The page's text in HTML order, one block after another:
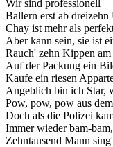
Wir sind professionell
Ballern erst ab dreizehn
Chay ist mehr als
Aber kann sein, sie ist
Rauch' zehn Kippen am
Auf der Packung ein
Kaufe ein riesen
Angeblich bin ich Star,
Pow, pow, pow aus
Doch als die Polizei
Immer wieder bam-
Zehntausend Mann